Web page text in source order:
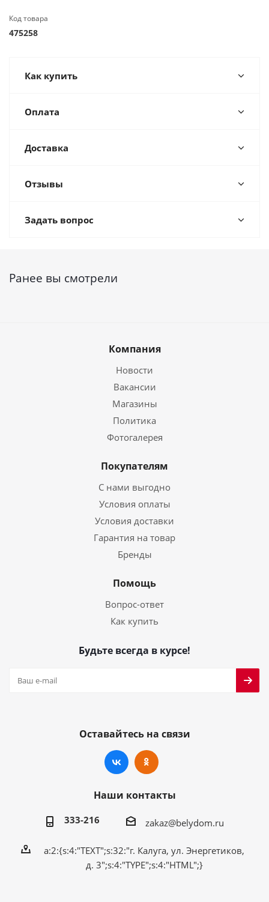
Код товара
475258
Как купить
Оплата
Доставка
Отзывы
Задать вопрос
Ранее вы смотрели
Компания
Новости
Вакансии
Магазины
Политика
Фотогалерея
Покупателям
С нами выгодно
Условия оплаты
Условия доставки
Гарантия на товар
Бренды
Помощь
Вопрос-ответ
Как купить
Будьте всегда в курсе!
Оставайтесь на связи
Наши контакты
333-216 zakaz@belydom.ru
a:2:{s:4:"TEXT";s:32:"г. Калуга, ул. Энергетиков,
д. 3";s:4:"TYPE";s:4:"HTML";}